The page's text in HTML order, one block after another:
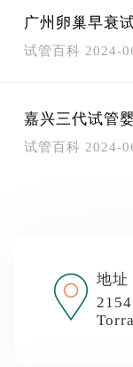
广州卵巢早衰
试管百科 2024-
嘉兴三代试管
试管百科 2024-
地址